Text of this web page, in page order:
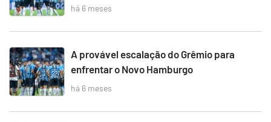
há 6 meses
A provável escalação do Grêmio para
enfrentar o Novo Hamburgo
há 6 meses